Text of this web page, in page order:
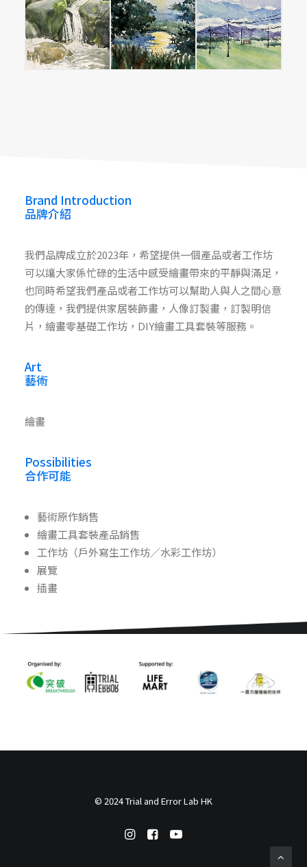
Brand Introduction
品牌介紹
我們品牌成立於2023年，希望提供一個產品或者工作坊
可以讓大家係忙碌的生活中感受繪畫帶來的平靜與滿足，
也同時希望我們產品或者工作坊可以幫助人與人之間心意
的傳達，我們提供家居裝飾畫，人像訂製畫，訂製明信
片，繪畫零基礎工作坊，DIY繪畫工具套裝等服務。
Art
藝術
繪畫
Possibilities
合作可能
藝術原作銷售
繪畫工具套裝產品銷售
工作坊（戶外寫生工作坊／水彩工作坊）
展覽
插畫
© 2024 Trial and Error Lab HK